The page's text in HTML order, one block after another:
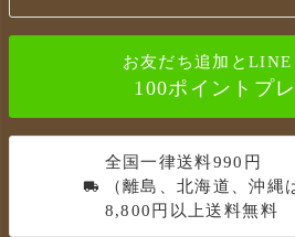
お友だち追加と
100ポイントプ
全国一律送料990円
（離島、北海道、沖縄
8,800円以上送料無料